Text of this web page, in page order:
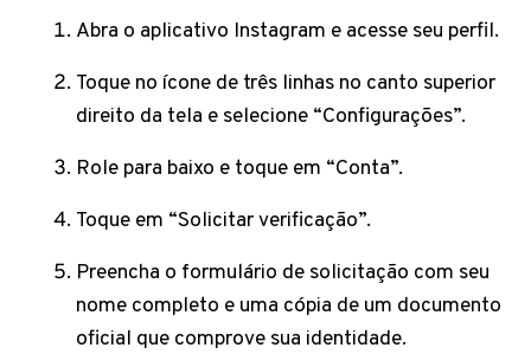
Abra o aplicativo Instagram e acesse seu perfil.
Toque no ícone de três linhas no canto superior
direito da tela e selecione “Configurações”.
Role para baixo e toque em “Conta”.
Toque em “Solicitar verificação”.
Preencha o formulário de solicitação com seu
nome completo e uma cópia de um documento
oficial que comprove sua identidade.